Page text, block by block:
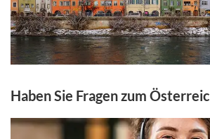
Haben Sie Fragen zum